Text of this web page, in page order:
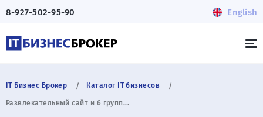
8-927-502-95-90 English
IT Бизнес Брокер Каталог IT бизнесов
Развлекательный сайт и 6 групп...